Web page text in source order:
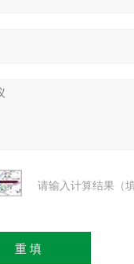
请输入计算结果（